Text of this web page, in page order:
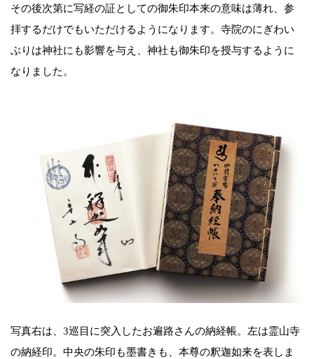
その後次第に写経の証としての御朱印本来の意味は薄れ、参
拝するだけでもいただけるようになります。寺院のにぎわい
ぶりは神社にも影響を与え、神社も御朱印を授与するように
なりました。
写真右は、3巡目に突入したお遍路さんの納経帳。左は霊山寺
の納経印。中央の朱印も墨書きも、本尊の釈迦如来を表しま